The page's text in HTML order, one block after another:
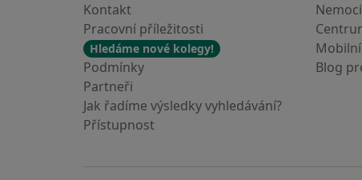
Kontakt
Pracovní příležitosti
Hledáme nové kolegy!
Podmínky
Partneři
Jak řadíme výsledky vyhledávání?
Přístupnost
Nemoci
Blog